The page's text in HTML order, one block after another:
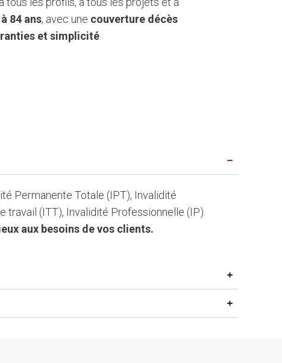
84 ans, avec une couverture décès
et simplicité.
Permanente Totale (IPT), Invalidité
(ITT), Invalidité Professionnelle (IP).
aux besoins de vos clients.